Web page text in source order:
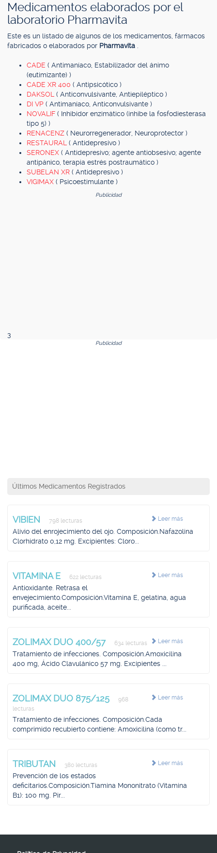
Medicamentos elaborados por el
laboratorio Pharmavita
Este es un listado de algunos de los medicamentos, fármacos
fabricados o elaborados por Pharmavita
CADE ( Antimaníaco, Estabilizador del ánimo
(eutimizante) )
CADE XR 400 ( Antipsicótico )
DAKSOL ( Anticonvulsivante, Antiepiléptico )
DI VP ( Antimaníaco, Anticonvulsivante )
NOVALIF ( Inhibidor enzimático (inhibe la fosfodiesterasa
tipo 5) )
RENACENZ ( Neurorregenerador, Neuroprotector )
RESTAURAL ( Antidepresivo )
SERONEX ( Antidepresivo; agente antiobsesivo; agente
antipánico, terapia estrés postraumático )
SUBELAN XR ( Antidepresivo )
VIGIMAX ( Psicoestimulante )
Publicidad
3
Publicidad
Últimos Medicamentos Registrados
Leer más
VIBIEN 798 lecturas
Alivio del enrojecimiento del ojo. Composición.Nafazolina
Clorhidrato 0,12 mg. Excipientes: Cloro...
Leer más
VITAMINA E 622 lecturas
Antioxidante. Retrasa el
envejecimiento.Composición.Vitamina E, gelatina, agua
purificada, aceite...
Leer más
ZOLIMAX DUO 400/57 634 lecturas
Tratamiento de infecciones. Composición.Amoxicilina
400 mg, Ácido Clavulánico 57 mg. Excipientes ...
Leer más
ZOLIMAX DUO 875/125
968
lecturas
Tratamiento de infecciones. Composición.Cada
comprimido recubierto contiene: Amoxicilina (como tr...
Leer más
TRIBUTAN 380 lecturas
Prevención de los estados
deficitarios.Composición.Tiamina Mononitrato (Vitamina
B1): 100 mg. Pir...